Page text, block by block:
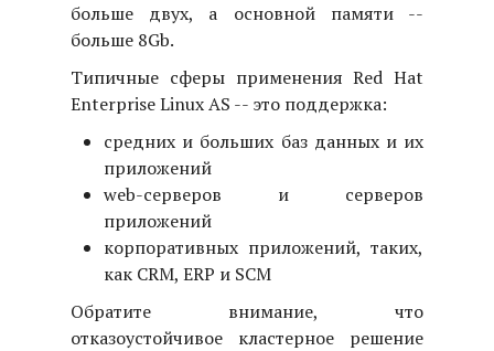
больше двух, а основной памяти --
больше 8Gb.
Типичные сферы применения Red Hat
Enterprise Linux AS -- это поддержка:
средних и больших баз данных и их
приложений
web-серверов и серверов
приложений
корпоративных приложений, таких,
как CRM, ERP и SCM
Обратите внимание, что
отказоустойчивое кластерное решение